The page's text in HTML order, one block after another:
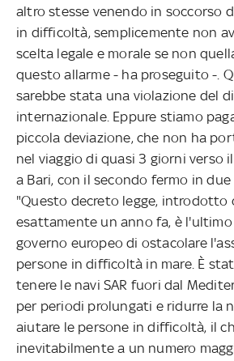
altro stesse venendo in soccorso
in difficoltà, semplicemente non
scelta legale e morale se non
questo allarme - ha proseguito -.
sarebbe stata una violazione del
internazionale. Eppure stiamo
piccola deviazione, che non ha
nel viaggio di quasi 3 giorni verso
a Bari, con il secondo fermo in due
"Questo decreto legge, introdotto
esattamente un anno fa, è
governo europeo di ostacolare
persone in difficoltà in mare. È
tenere le navi SAR fuori dal
per periodi prolungati e ridurre la
aiutare le persone in difficoltà, il
inevitabilmente a un numero